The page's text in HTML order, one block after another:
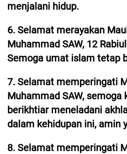
menjalani hidup.
6. Selamat merayakan
Muhammad SAW, 12
Semoga umat islam tetap
7. Selamat memperingati
Muhammad SAW, semoga
berikhtiar meneladani
dalam kehidupan ini, amin
8. Selamat memperingati